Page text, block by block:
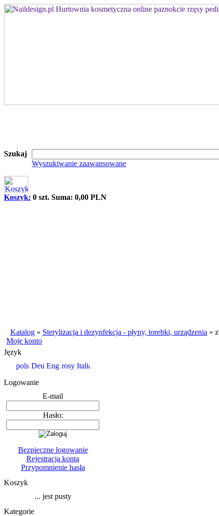
Szukaj
Wyszukiwanie zaawansowane
Koszyk: 0 szt. Suma: 0,00 PLN
Katalog » Sterylizacja i dezynfekcja - płyny, torebki, urządzenia »
Moje konto
Język
Logowanie
E-mail
Hasło:
Bezpieczne logowanie
Rejestracja konta
Przypomnienie hasła
Koszyk
... jest pusty
Kategorie